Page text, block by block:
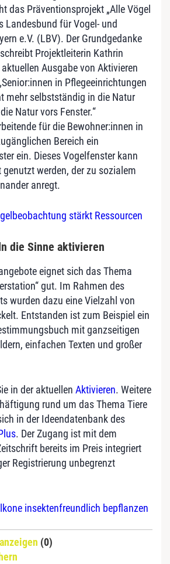
das Präventionsprojekt „Alle Vögel
Landesbund für Vogel- und
e.V. (LBV). Der Grundgedanke
Projektleiterin Kathrin
Ausgabe von Aktivieren
in Pflegeeinrichtungen
mehr selbstständig in die Natur
Natur vors Fenster.“
für die Bewohner:innen in
Bereich ein
ein. Dieses Vogelfenster kann
werden, der zu sozialem
anregt.
stärkt Ressourcen
die Sinne aktivieren
eignet sich das Thema
gut. Im Rahmen des
wurden dazu eine Vielzahl von
Entstanden ist zum Beispiel ein
mit ganzseitigen
einfachen Texten und großer
in der aktuellen Aktivieren. Weitere
rund um das Thema Tiere
in der Ideendatenbank des
. Der Zugang ist mit dem
bereits im Preis integriert
Registrierung unbegrenzt
insektenfreundlich bepflanzen
(0)